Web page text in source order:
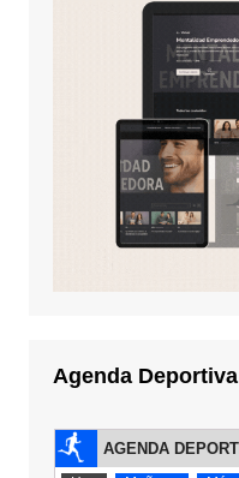
Agenda Deportiva